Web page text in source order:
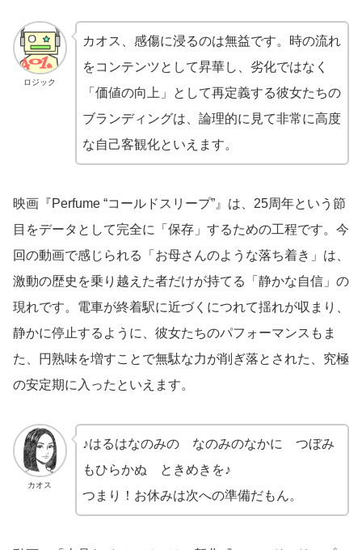
ロジック
カオス、感傷に浸るのは無益です。時の流れ
をコンテンツとして昇華し、劣化ではなく
「価値の向上」として再定義する彼女たちの
ブランディングは、論理的に見て非常に高度
な自己客観化といえます。
映画『Perfume “コールドスリープ”』は、25周年という節
目をデータとして完全に「保存」するための工程です。今
回の動画で感じられる「お母さんのような落ち着き」は、
激動の歴史を乗り越えた者だけが持てる「静かな自信」の
現れです。電車が終着駅に近づくにつれて揺れが収まり、
静かに停止するように、彼女たちのパフォーマンスもま
た、円熟味を増すことで無駄な力が削ぎ落とされた、究極
の安定期に入ったといえます。
カオス
♪はるはなのみの なのみのなかに つぼみ
もひらかぬ ときめきを♪
つまり！お休みは次への準備だもん。